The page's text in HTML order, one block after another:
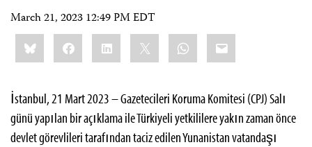
March 21, 2023 12:49 PM EDT
Share
this:BlueskyFacebookLinkedIn WhatsApp
Email
İstanbul, 21 Mart 2023 – Gazetecileri Koruma Komitesi (CPJ) Salı
günü yapılan bir açıklama ile Türkiyeli yetkililere yakın zaman önce
devlet görevlileri tarafından taciz edilen Yunanistan vatandaşı